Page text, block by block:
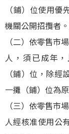
（鋪）位使用
機關公開招攬者
（二）依零售市
人，須已成年
（鋪）位，除
一攤（鋪）位為
（三）依零售市
人經核准使用公